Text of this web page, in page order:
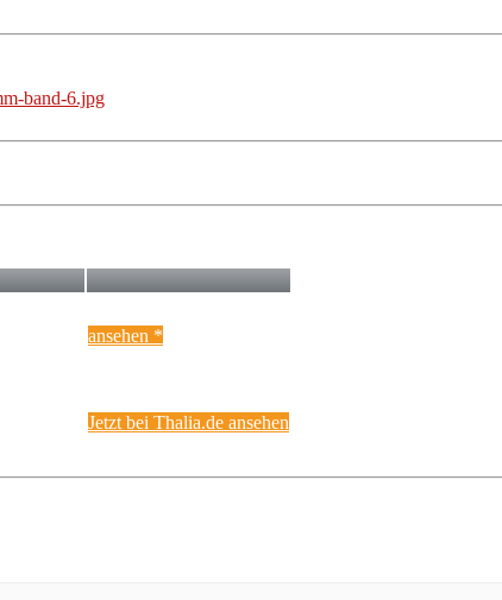
ansehen *
Jetzt bei Thalia.de ansehen